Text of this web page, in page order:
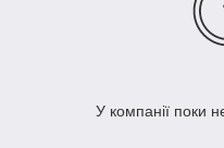
У компанії поки